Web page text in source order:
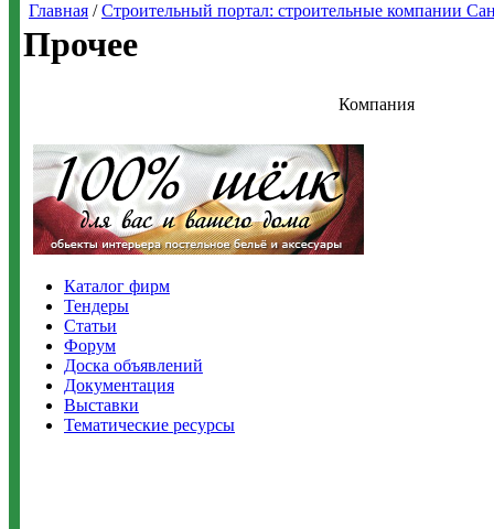
Главная /Строительный портал: строительные компании
Прочее
Компания
Каталог фирм
Тендеры
Статьи
Форум
Доска объявлений
Документация
Выставки
Тематические ресурсы